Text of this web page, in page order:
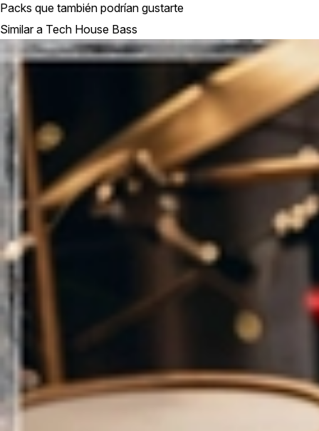
Packs que también podrían gustarte
Similar a Tech House Bass